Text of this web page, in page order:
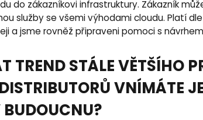
do zákazníkovi infrastruktury. Zákazník
služby se všemi výhodami cloudu. Platí
a jsme rovněž připraveni pomoci s
TREND STÁLE VĚTŠÍHO
VNÍMÁTE